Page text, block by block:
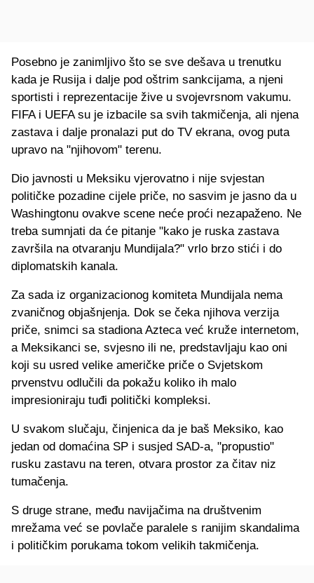
Posebno je zanimljivo što se sve dešava u trenutku
kada je Rusija i dalje pod oštrim sankcijama, a njeni
sportisti i reprezentacije žive u svojevrsnom vakumu.
FIFA i UEFA su je izbacile sa svih takmičenja, ali njena
zastava i dalje pronalazi put do TV ekrana, ovog puta
upravo na "njihovom" terenu.
Dio javnosti u Meksiku vjerovatno i nije svjestan
političke pozadine cijele priče, no sasvim je jasno da u
Washingtonu ovakve scene neće proći nezapaženo. Ne
treba sumnjati da će pitanje "kako je ruska zastava
završila na otvaranju Mundijala?" vrlo brzo stići i do
diplomatskih kanala.
Za sada iz organizacionog komiteta Mundijala nema
zvaničnog objašnjenja. Dok se čeka njihova verzija
priče, snimci sa stadiona Azteca već kruže internetom,
a Meksikanci se, svjesno ili ne, predstavljaju kao oni
koji su usred velike američke priče o Svjetskom
prvenstvu odlučili da pokažu koliko ih malo
impresioniraju tuđi politički kompleksi.
U svakom slučaju, činjenica da je baš Meksiko, kao
jedan od domaćina SP i susjed SAD-a, "propustio"
rusku zastavu na teren, otvara prostor za čitav niz
tumačenja.
S druge strane, među navijačima na društvenim
mrežama već se povlače paralele s ranijim skandalima
i političkim porukama tokom velikih takmičenja.